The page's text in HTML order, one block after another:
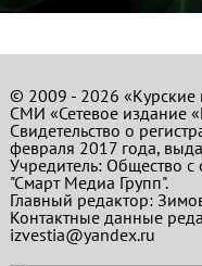
© 2009 - 2026 «Курские
СМИ «Сетевое издание
Свидетельство о
февраля 2017 года,
Учредитель: Общество с
"Смарт Медиа Групп".
Главный редактор:
Контактные данные
izvestia@yandex.ru